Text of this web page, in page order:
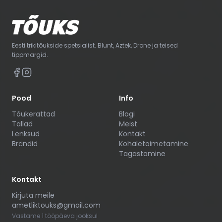
tagaratas. Mõlemad rattad ei pea olema
ühesugused.
Eesti trikitõukside spetsialist. Blunt, Aztek, Drone ja teised
tippmargid.
Pood
Tõukerattad
Tallad
Lenksud
Brändid
Info
Blogi
Meist
Kontakt
Kohaletoimetamine
Tagastamine
Kontakt
Kirjuta meile
ametliktouks@gmail.com
Vastame 1 tööpäeva jooksul